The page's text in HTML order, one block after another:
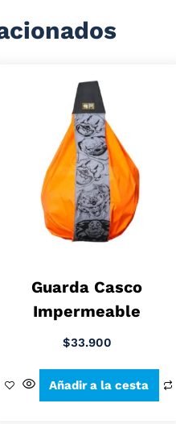
Guarda Casco
Impermeable
$33.900
Añadir a la cesta